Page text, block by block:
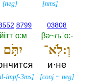
[nms]
[neg]
03808
βә~љˈо:-‎
וְ:לֹֽא־
и·не
[conj ~neg]
8799
йiттˈо:м
יִתֹּ֣ם
impf-3ms]